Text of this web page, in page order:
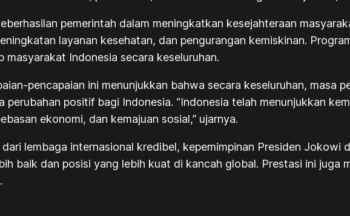
pemerintah dalam meningkatkan kesejahteraan
layanan kesehatan, dan pengurangan kemiskinan.
Indonesia secara keseluruhan.
pencapaian ini menunjukkan bahwa secara keseluruhan, masa
positif bagi Indonesia. “Indonesia telah menunjukkan
ekonomi, dan kemajuan sosial,” ujarnya.
lembaga internasional kredibel, kepemimpinan Presiden Jokowi
baik dan posisi yang lebih kuat di kancah global. Prestasi ini juga